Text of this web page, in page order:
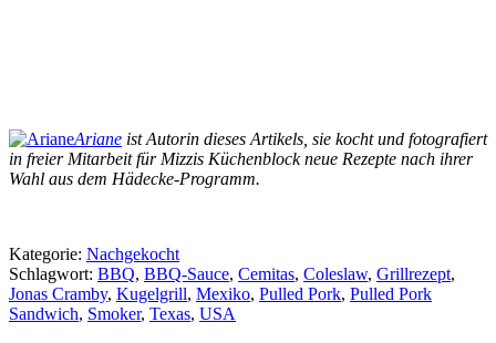
Ariane ist Autorin dieses Artikels, sie kocht und fotografiert
in freier Mitarbeit für Mizzis Küchenblock neue Rezepte nach ihrer
Wahl aus dem Hädecke-Programm.
Kategorie: Nachgekocht
Schlagwort: BBQ, BBQ-Sauce, Cemitas, Coleslaw, Grillrezept,
Jonas Cramby, Kugelgrill, Mexiko, Pulled Pork, Pulled Pork
Sandwich, Smoker, Texas, USA